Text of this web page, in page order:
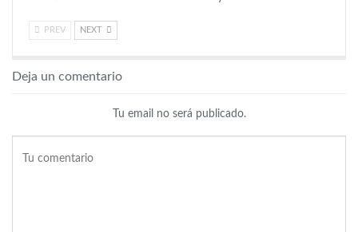
PREV NEXT
Deja un comentario
Tu email no será publicado.